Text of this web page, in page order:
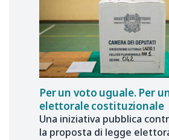
Per un voto uguale. Per
elettorale costituzionale
Una iniziativa pubblica
la proposta di legge